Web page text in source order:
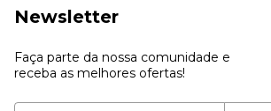
Newsletter
Faça parte da nossa comunidade e
receba as melhores ofertas!